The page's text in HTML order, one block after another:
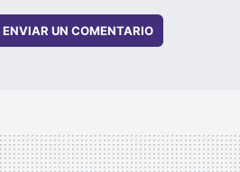
UN COMENTARIO